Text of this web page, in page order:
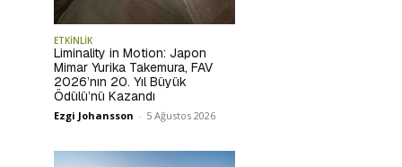
ETKİNLİK
Liminality in Motion: Japon
Mimar Yurika Takemura, FAV
2026’nın 20. Yıl Büyük
Ödülü’nü Kazandı
Ezgi Johansson - 5 Ağustos 2026